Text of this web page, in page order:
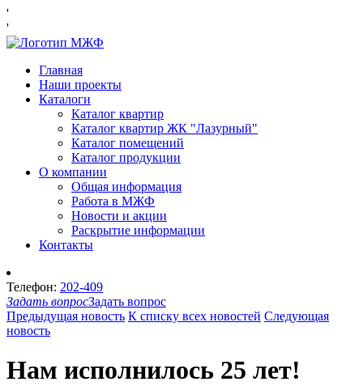
'
'
Главная
Наши проекты
Каталоги
Каталог квартир
Каталог квартир ЖК "Лазурный"
Каталог помещений
Каталог продукции
О компании
Общая информация
Работа в МЖФ
Новости и акции
Раскрытие информации
Контакты
Телефон: 202-409
Задать вопросЗадать вопрос
Предыдущая новость К списку всех новостей Следующая
новость
Нам исполнилось 25 лет!